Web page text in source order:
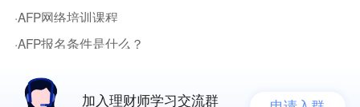
·AFP网络培训课程
·AFP报名条件是什么？
加入理财师学习交流群